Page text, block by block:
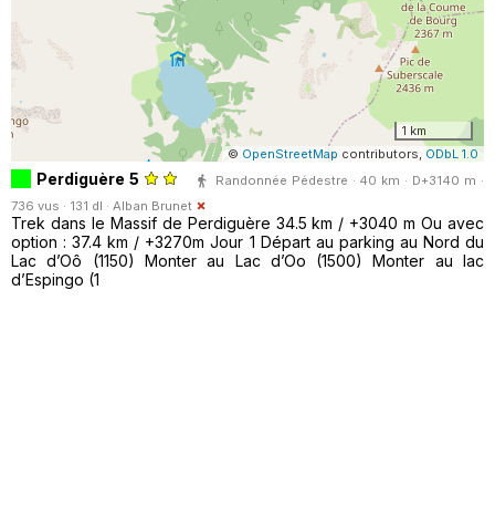
1 km
© OpenStreetMap contributors, ODbL 1.0
Perdiguère 5
Randonnée Pédestre · 40 km · D+3140 m ·
736 vus · 131 dl · Alban Brunet
Trek dans le Massif de Perdiguère 34.5 km / +3040 m Ou avec
option : 37.4 km / +3270m Jour 1 Départ au parking au Nord du
Lac d’Oô (1150) Monter au Lac d’Oo (1500) Monter au lac
d’Espingo (1